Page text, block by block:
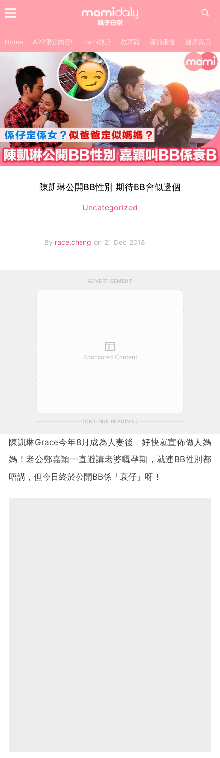
Home APP限定內容! mami熱話 教育路 產前產後 健康資訊
陳凱琳公開BB性別 期待BB會似邊個
Uncategorized
By race.cheng on 21 Dec 2018
ADVERTISEMENT
Sponsored Content
CONTINUE READING
陳凱琳Grace今年8月成為人妻後，好快就宣佈做人媽
媽！老公鄭嘉穎一直避講老婆嘅孕期，就連BB性別都
唔講，但今日終於公開BB係「衰仔」呀！